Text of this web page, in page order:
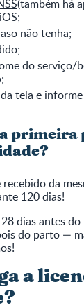
(também há
não tenha;
do serviço/
tela e
primeira
da
120 dias!
dias antes
do parto —
a